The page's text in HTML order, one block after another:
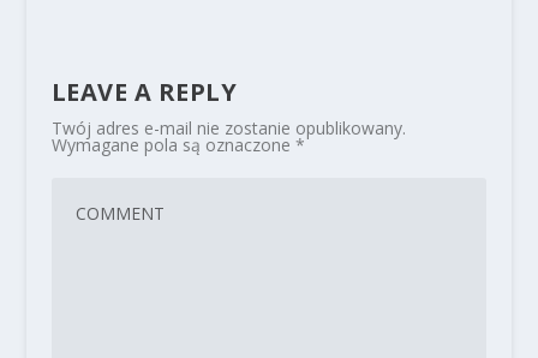
LEAVE A REPLY
Twój adres e-mail nie zostanie opublikowany.
Wymagane pola są oznaczone *